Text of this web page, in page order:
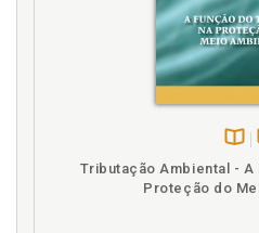
Registro Torrens, p. 26
SICAR: Conceito, Criação
Sigla. Lista de siglas, p. 11
Síntese histórica dos
na
Tributação Ambiental - A
Proteção do